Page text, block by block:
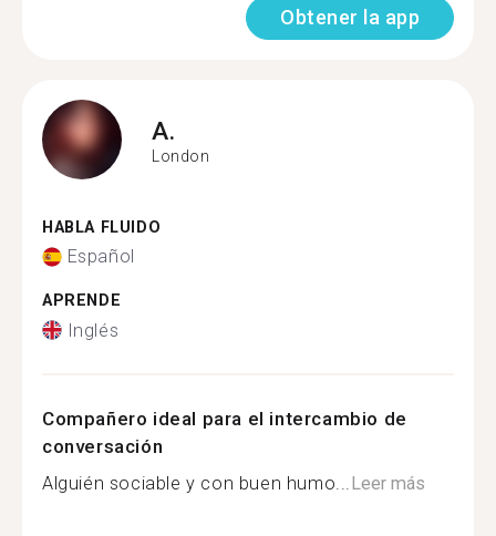
Obtener la app
A.
London
HABLA FLUIDO
Español
APRENDE
Inglés
Compañero ideal para el intercambio de
conversación
Alguién sociable y con buen humo... Leer más